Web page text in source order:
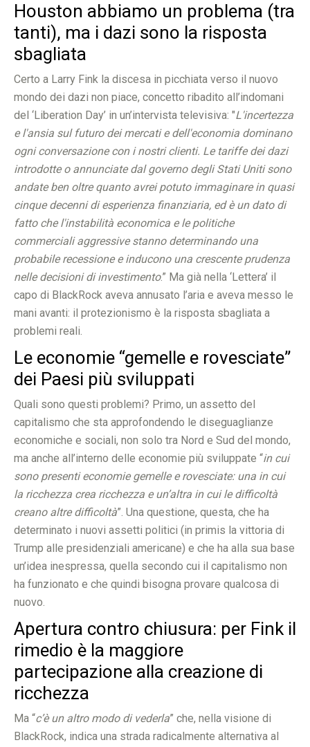
Houston abbiamo un problema (tra
tanti), ma i dazi sono la risposta
sbagliata
Certo a Larry Fink la discesa in picchiata verso il nuovo
mondo dei dazi non piace, concetto ribadito all’indomani
del ‘Liberation Day’ in un’intervista televisiva: "L'incertezza
e l'ansia sul futuro dei mercati e dell'economia dominano
ogni conversazione con i nostri clienti. Le tariffe dei dazi
introdotte o annunciate dal governo degli Stati Uniti sono
andate ben oltre quanto avrei potuto immaginare in quasi
cinque decenni di esperienza finanziaria, ed è un dato di
fatto che l'instabilità economica e le politiche
commerciali aggressive stanno determinando una
probabile recessione e inducono una crescente prudenza
nelle decisioni di investimento.” Ma già nella ‘Lettera’ il
capo di BlackRock aveva annusato l’aria e aveva messo le
mani avanti: il protezionismo è la risposta sbagliata a
problemi reali.
Le economie “gemelle e rovesciate”
dei Paesi più sviluppati
Quali sono questi problemi? Primo, un assetto del
capitalismo che sta approfondendo le diseguaglianze
economiche e sociali, non solo tra Nord e Sud del mondo,
ma anche all’interno delle economie più sviluppate “in cui
sono presenti economie gemelle e rovesciate: una in cui
la ricchezza crea ricchezza e un’altra in cui le difficoltà
creano altre difficoltà”. Una questione, questa, che ha
determinato i nuovi assetti politici (in primis la vittoria di
Trump alle presidenziali americane) e che ha alla sua base
un’idea inespressa, quella secondo cui il capitalismo non
ha funzionato e che quindi bisogna provare qualcosa di
nuovo.
Apertura contro chiusura: per Fink il
rimedio è la maggiore
partecipazione alla creazione di
ricchezza
Ma “c’è un altro modo di vederla” che, nella visione di
BlackRock, indica una strada radicalmente alternativa al